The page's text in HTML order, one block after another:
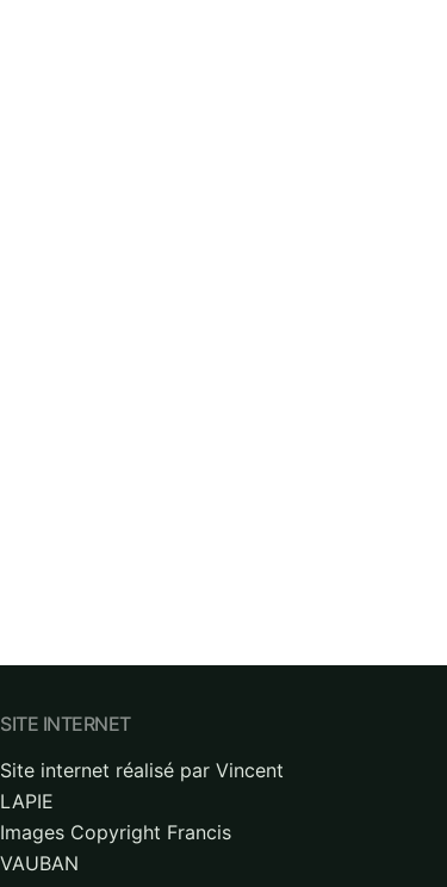
SITE INTERNET
Site internet réalisé par Vincent
LAPIE
Images Copyright Francis
VAUBAN